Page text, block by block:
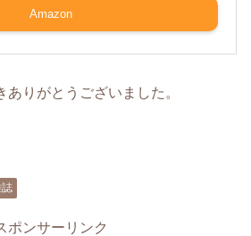
Amazon
りがとうございました。
ポンサーリンク